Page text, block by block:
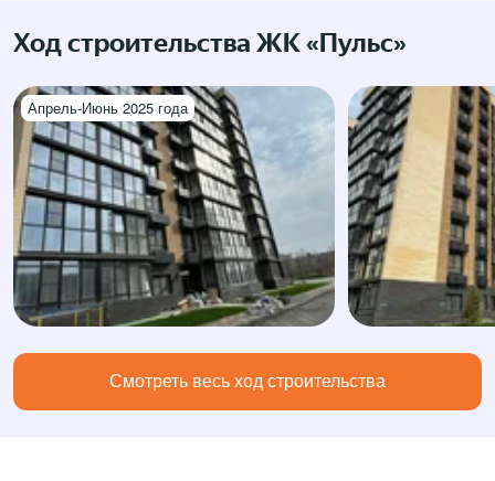
Ход строительства ЖК «Пульс»
Апрель-Июнь 2025 года
Смотреть весь ход строительства